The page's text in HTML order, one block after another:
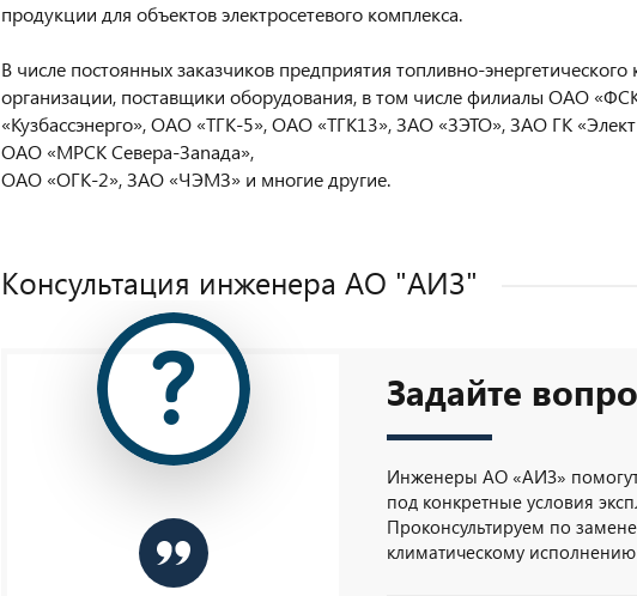
продукции для объектов электросетевого комплекса.
В числе постоянных заказчиков предприятия топливно-
организации, поставщики оборудования, в том числе филиалы ОАО
«Кузбассэнерго», ОАО «ТГК-5», ОАО «ТГК13», ЗАО «ЗЭТО», ЗАО ГК
ОАО «МРСК Севера-Заnада»,
ОАО «ОГК-2», ЗАО «ЧЭМЗ» и многие другие.
Консультация инженера AO "АИЗ"
Задайте
Инженеры АО «АИЗ»
под конкретные условия
Проконсультируем по
климатическому